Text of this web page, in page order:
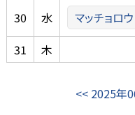
30
水
マッチョロ
31
木
<< 2025年